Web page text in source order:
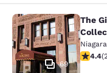
The
69
The
4.4(